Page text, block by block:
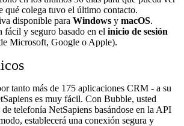
qué colega tuvo el último contacto.
disponible para Windows y macOS.
fácil y seguro basado en el inicio de sesión
Microsoft, Google o Apple).
tanto más de 175 aplicaciones CRM - a su
es muy fácil. Con Bubble, usted
telefonía NetSapiens basándose en la API
establecerá una conexión segura y